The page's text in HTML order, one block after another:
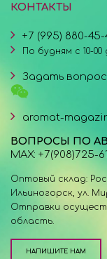
КОНТАКТЫ
+7 (995) 880-
По будням с 10-00
Задать
aromat-
ВОПРОСЫ ПО
MAX: +7(908)725-
Оптовый склад:
Ильиногорск, ул.
Отправки
область.
НАПИШИТЕ НАМ